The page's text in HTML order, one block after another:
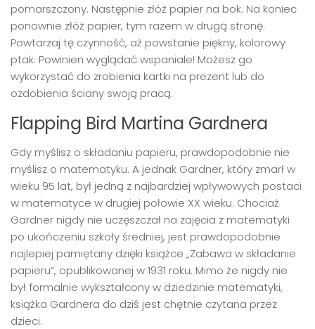
pomarszczony. Następnie złóż papier na bok. Na koniec
ponownie złóż papier, tym razem w drugą stronę.
Powtarzaj tę czynność, aż powstanie piękny, kolorowy
ptak. Powinien wyglądać wspaniale! Możesz go
wykorzystać do zrobienia kartki na prezent lub do
ozdobienia ściany swoją pracą.
Flapping Bird Martina Gardnera
Gdy myślisz o składaniu papieru, prawdopodobnie nie
myślisz o matematyku. A jednak Gardner, który zmarł w
wieku 95 lat, był jedną z najbardziej wpływowych postaci
w matematyce w drugiej połowie XX wieku. Chociaż
Gardner nigdy nie uczęszczał na zajęcia z matematyki
po ukończeniu szkoły średniej, jest prawdopodobnie
najlepiej pamiętany dzięki książce „Zabawa w składanie
papieru”, opublikowanej w 1931 roku. Mimo że nigdy nie
był formalnie wykształcony w dziedzinie matematyki,
książka Gardnera do dziś jest chętnie czytana przez
dzieci.